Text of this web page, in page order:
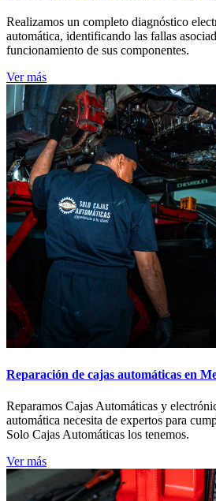
Realizamos un completo diagnóstico
automática, identificando las fallas
funcionamiento de sus componentes.
Ver más
Reparación de cajas automáticas en
Reparamos Cajas Automáticas y
automática necesita de expertos para
Solo Cajas Automáticas los tenemos.
Ver más